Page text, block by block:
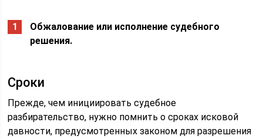
Обжалование или исполнение судебного
решения.
Сроки
Прежде, чем инициировать судебное
разбирательство, нужно помнить о сроках исковой
давности, предусмотренных законом для разрешения